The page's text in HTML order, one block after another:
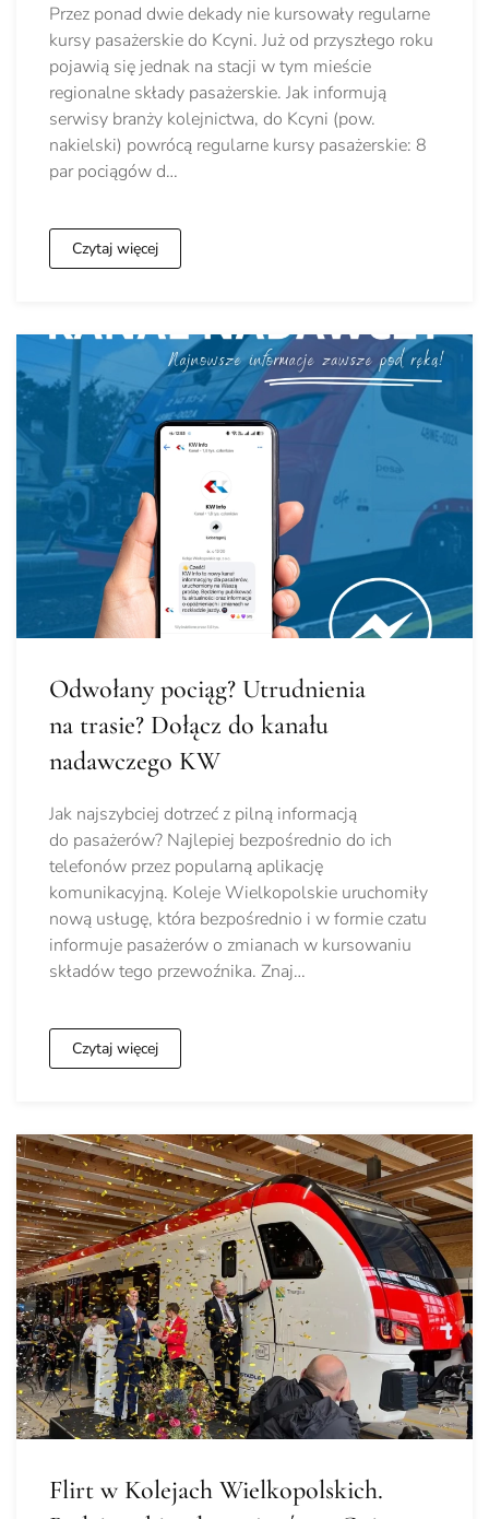
Przez ponad dwie dekady nie kursowały regularne
kursy pasażerskie do Kcyni. Już od przyszłego roku
pojawią się jednak na stacji w tym mieście
regionalne składy pasażerskie. Jak informują
serwisy branży kolejnictwa, do Kcyni (pow.
nakielski) powrócą regularne kursy pasażerskie: 8
par pociągów d…
Czytaj więcej
Odwołany pociąg? Utrudnienia
na trasie? Dołącz do kanału
nadawczego KW
Jak najszybciej dotrzeć z pilną informacją
do pasażerów? Najlepiej bezpośrednio do ich
telefonów przez popularną aplikację
komunikacyjną. Koleje Wielkopolskie uruchomiły
nową usługę, która bezpośrednio i w formie czatu
informuje pasażerów o zmianach w kursowaniu
składów tego przewoźnika. Znaj…
Czytaj więcej
Flirt w Kolejach Wielkopolskich.